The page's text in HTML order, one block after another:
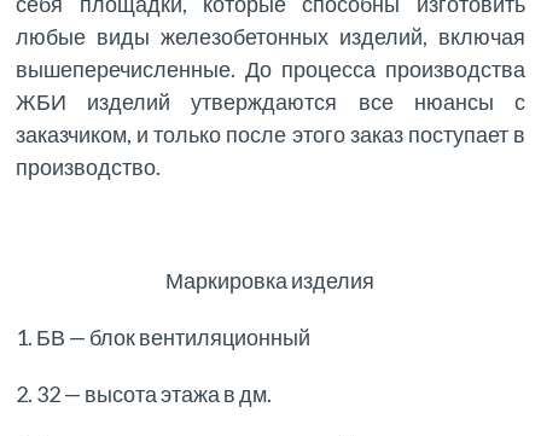
любые виды железобетонных изделий, включая
вышеперечисленные. До процесса производства
ЖБИ изделий утверждаются все нюансы с
заказчиком, и только после этого заказ поступает в
производство.
Маркировка изделия
1. БВ — блок вентиляционный
2. 32 — высота этажа в дм.